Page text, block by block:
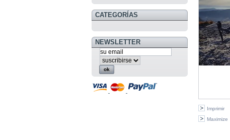
CATEGORÍAS
NEWSLETTER
Imprimir
Maximize